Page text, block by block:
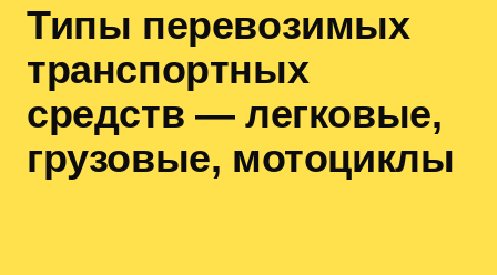
Типы перевозимых
транспортных
средств — легковые,
грузовые, мотоциклы